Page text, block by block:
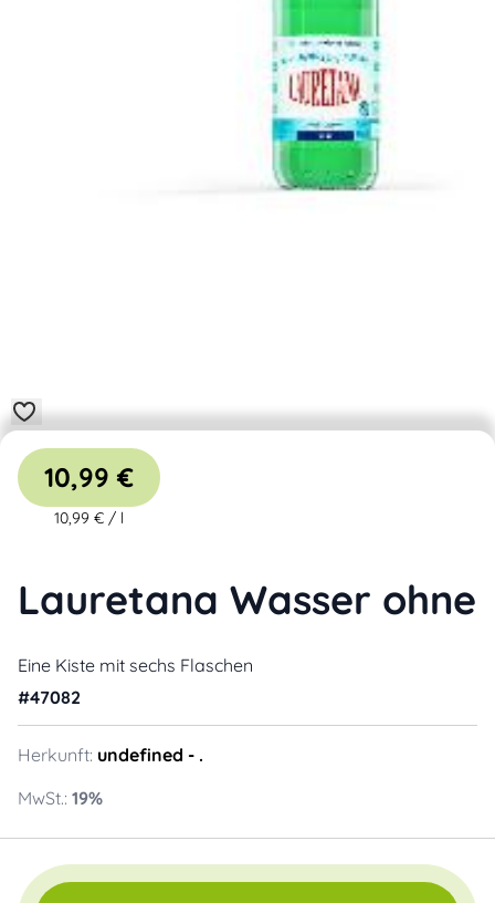
Lauretana Wasser ohne
Eine Kiste mit sechs Flaschen
#47082
Herkunft: undefined - .
MwSt.: 19%
10,99 €
10,99 € / l